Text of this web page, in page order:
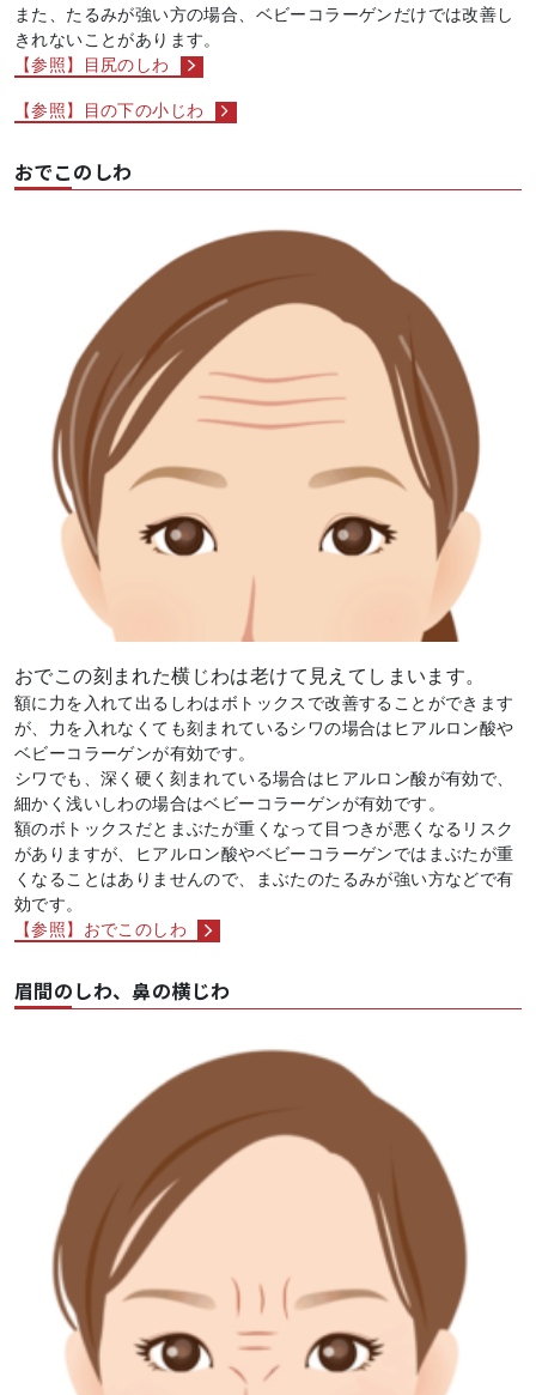
また、たるみが強い方の場合、ベビーコラーゲンだけでは改善し
きれないことがあります。
【参照】目尻のしわ
【参照】目の下の小じわ
おでこのしわ
おでこの刻まれた横じわは老けて見えてしまいます。
額に力を入れて出るしわはボトックスで改善することができます
が、力を入れなくても刻まれているシワの場合はヒアルロン酸や
ベビーコラーゲンが有効です。
シワでも、深く硬く刻まれている場合はヒアルロン酸が有効で、
細かく浅いしわの場合はベビーコラーゲンが有効です。
額のボトックスだとまぶたが重くなって目つきが悪くなるリスク
がありますが、ヒアルロン酸やベビーコラーゲンではまぶたが重
くなることはありませんので、まぶたのたるみが強い方などで有
効です。
【参照】おでこのしわ
眉間のしわ、鼻の横じわ